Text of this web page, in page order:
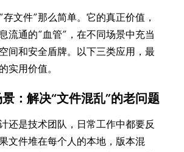
文件”那么简单。它的真正价值，
流通的“血管”，在不同场景中充当
间和安全盾牌。以下三类应用，最
实用价值。
：解决“文件混乱”的老问题
还是技术团队，日常工作中都要反
文件堆在每个人的本地，版本混